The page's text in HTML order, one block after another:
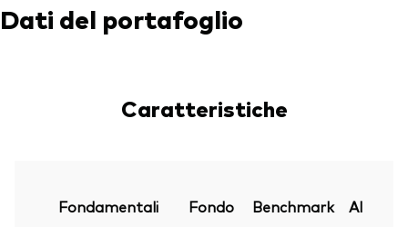
Dati del portafoglio
Caratteristiche
Fondamentali Fondo Benchmark
Al